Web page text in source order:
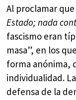
Al proclamar que
Estado; nada
fascismo eran
masa”, en los
forma anónima,
individualidad.
defensa de la